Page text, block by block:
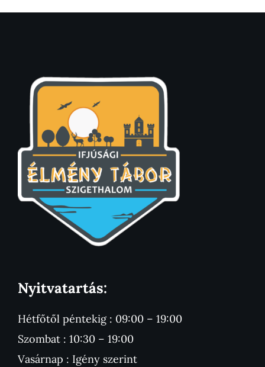
Nyitvatartás:
Hétfőtől péntekig : 09:00 – 19:00
Szombat : 10:30 – 19:00
Vasárnap : Igény szerint